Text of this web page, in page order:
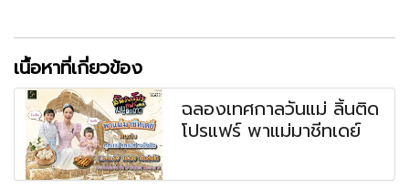
เนื้อหาที่เกี่ยวข้อง
ฉลองเทศกาลวันแม่ ลิ้นติด
โปรแฟร์ พาแม่มาชีทเดย์